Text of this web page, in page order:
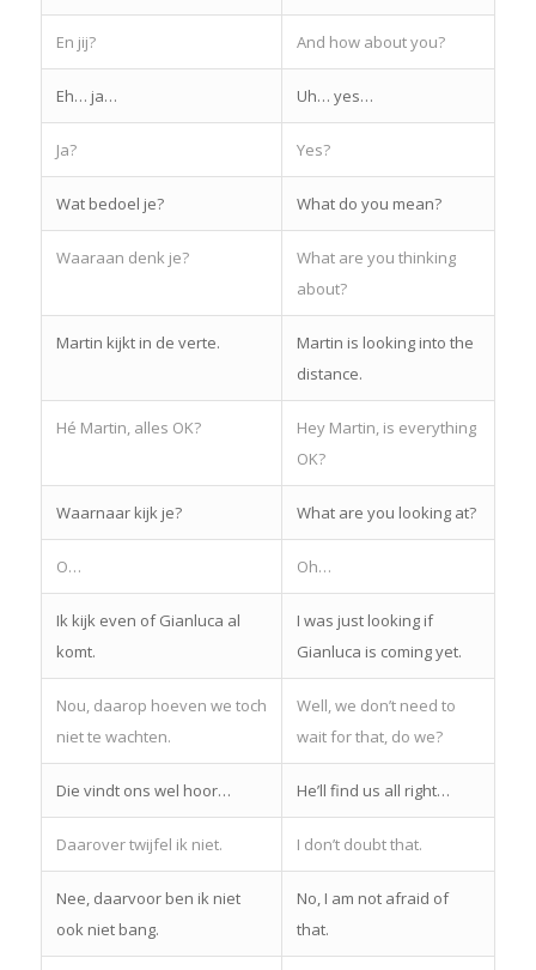
En jij? And how about you?
Eh… ja… Uh… yes…
Ja? Yes?
Wat bedoel je? What do you mean?
Waaraan denk je?
What are you thinking
about?
Martin kijkt in de verte.
Martin is looking into the
distance.
Hé Martin, alles OK?
Hey Martin, is everything
OK?
Waarnaar kijk je? What are you looking at?
O… Oh…
Ik kijk even of Gianluca al
komt.
I was just looking if
Gianluca is coming yet.
Nou, daarop hoeven we toch
niet te wachten.
Well, we don’t need to
wait for that, do we?
Die vindt ons wel hoor… He’ll find us all right…
Daarover twijfel ik niet. I don’t doubt that.
Nee, daarvoor ben ik niet
ook niet bang.
No, I am not afraid of
that.